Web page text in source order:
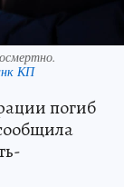
КП
погиб